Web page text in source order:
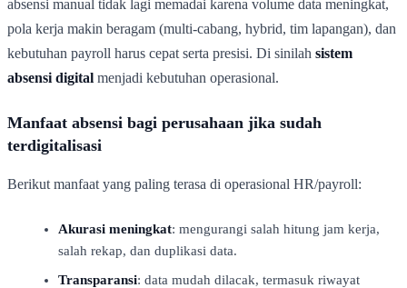
absensi manual tidak lagi memadai karena volume data meningkat,
pola kerja makin beragam (multi-cabang, hybrid, tim lapangan), dan
kebutuhan payroll harus cepat serta presisi. Di sinilah sistem
absensi digital menjadi kebutuhan operasional.
Manfaat absensi bagi perusahaan jika sudah
terdigitalisasi
Berikut manfaat yang paling terasa di operasional HR/payroll:
Akurasi meningkat: mengurangi salah hitung jam kerja,
salah rekap, dan duplikasi data.
Transparansi: data mudah dilacak, termasuk riwayat